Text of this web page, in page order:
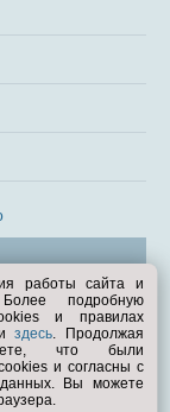
работы сайта и
подробную
и правилах
здесь. Продолжая
что были
и согласны с
Вы можете